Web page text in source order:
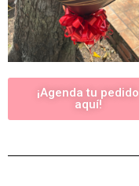
¡Agenda tu pedido
aquí!